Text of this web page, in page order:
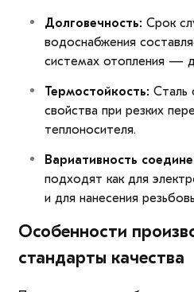
Долговечность: Срок
водоснабжения
системах отопления —
Термостойкость: Сталь
свойства при резких
теплоносителя.
Вариативность
подходят как для
и для нанесения
Особенности
стандарты качества